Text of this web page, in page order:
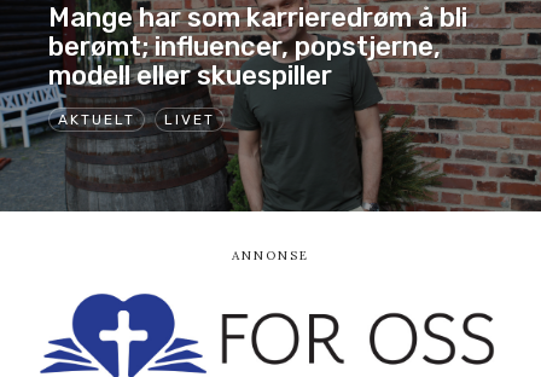
AKTUELT LIVET
Mange har som karrieredrøm å bli
berømt; influencer, popstjerne,
modell eller skuespiller